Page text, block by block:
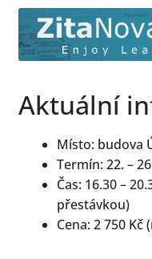
Přeskočit
na
navigaci
Přejít
k
obsahu
Tábory
O nás
Online
Ceník
Aktuální
Místo: budova
Termín: 22. –
Čas: 16.30 –
přestávkou)
Cena: 2 750